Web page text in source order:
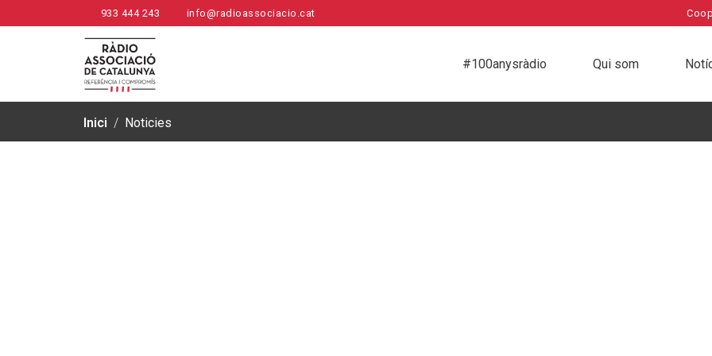
933 444 243 info@radioassociacio.cat
#100anysràdio Qui som
Inici / Noticies